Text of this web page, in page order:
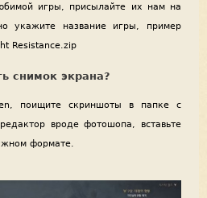
игры, присылайте их нам на
укажите название игры, пример
Resistance.zip
снимок экрана?
поищите скриншоты в папке с
вроде фотошопа, вставьте
формате.